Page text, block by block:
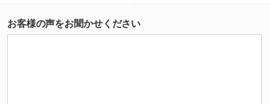
お客様の声をお聞かせください